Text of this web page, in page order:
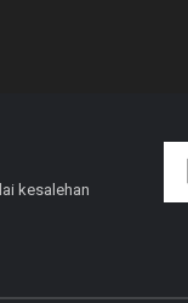
kesalehan